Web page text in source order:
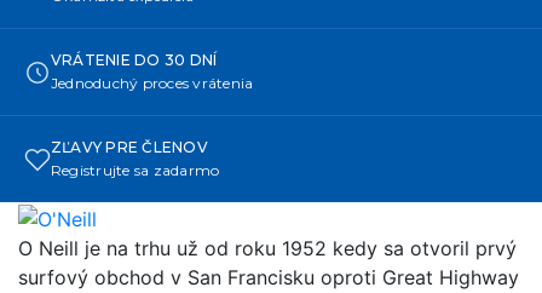
VRÁTENIE DO 30 DNÍ
Jednoduchý proces vrátenia
ZĽAVY PRE ČLENOV
Registrujte sa zadarmo
O Neill je na trhu už od roku 1952 kedy sa otvoril prvý
surfový obchod v San Francisku oproti Great Highway